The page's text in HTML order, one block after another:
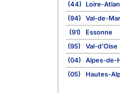
(44)
Loire-
(94)
Val-de-
(91)
Essonne
(95)
Val-d'Oise
(04)
Alpes-de-
(05)
Hautes-